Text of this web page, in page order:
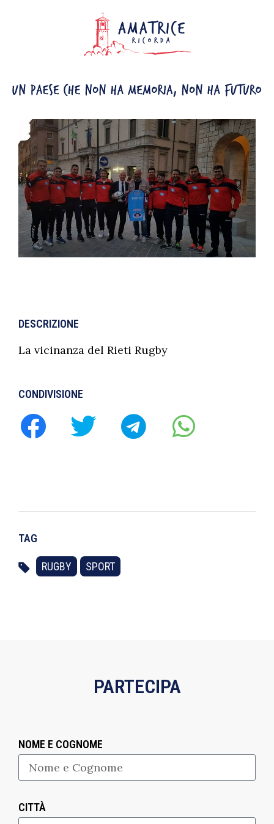
DESCRIZIONE
La vicinanza del Rieti Rugby
CONDIVISIONE
TAG
RUGBY SPORT
PARTECIPA
NOME E COGNOME
CITTÀ